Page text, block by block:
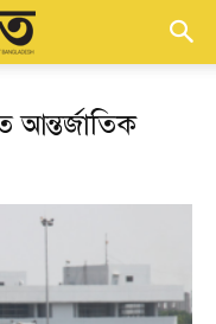
আন্তর্জাতিক